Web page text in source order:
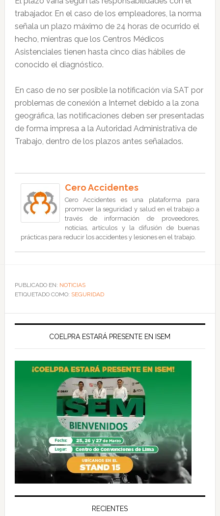
trabajador. En el caso de los empleadores, la norma
señala un plazo máximo de 24 horas de ocurrido el
hecho, mientras que los Centros Médicos
Asistenciales tienen hasta cinco días hábiles de
conocido el diagnóstico.
En caso de no ser posible la notificación vía SAT por
problemas de conexión a Internet debido a la zona
geográfica, las notificaciones deben ser presentadas
de forma impresa a la Autoridad Administrativa de
Trabajo, dentro de los plazos antes señalados.
Cero Accidentes
Cero Accidentes es una plataforma para
promover la seguridad y salud en el trabajo a
través de información de proveedores,
noticias, artículos y la difusión de buenas
prácticas para reducir los accidentes y lesiones en el trabajo.
PUBLICADO EN: NOTICIAS
ETIQUETADO COMO: SEGURIDAD
COELPRA ESTARÁ PRESENTE EN ISEM
RECIENTES